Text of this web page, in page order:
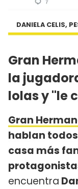
DANIELA CELIS,
Gran
la
lolas y "le
Gran
hablan
casa más
encuentra